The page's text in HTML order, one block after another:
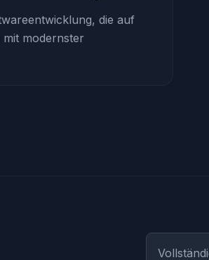
die auf
modernster